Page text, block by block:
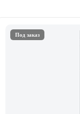
Под заказ